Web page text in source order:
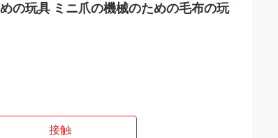
の玩具 ミニ爪の機械のための毛布の玩
接触